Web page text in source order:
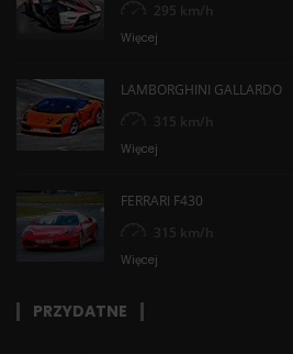
295 km/h
Więcej
LAMBORGHINI GALLARDO
315 km/h
Więcej
FERRARI F430
315 km/h
Więcej
PRZYDATNE